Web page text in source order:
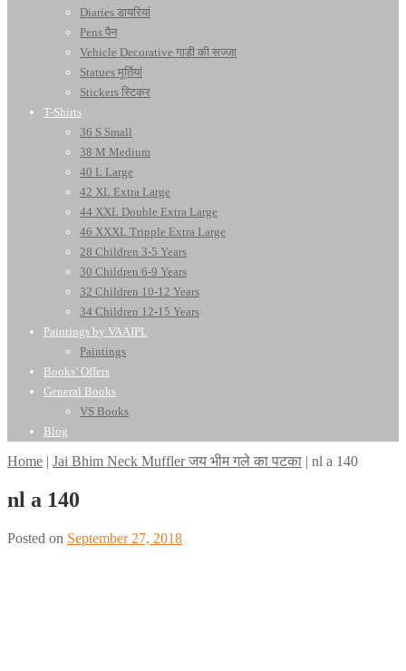
Diaries डायरियां
Pens पैन
Vehicle Decorative गाडी की सज्जा
Statues मूर्तियां
Stickers स्टिकर
T-Shirts
36 S Small
38 M Medium
40 L Large
42 XL Extra Large
44 XXL Double Extra Large
46 XXXL Tripple Extra Large
28 Children 3-5 Years
30 Children 6-9 Years
32 Children 10-12 Years
34 Children 12-15 Years
Paintings by VAAIPL
Paintings
Books’ Offers
General Books
VS Books
Blog
Home | Jai Bhim Neck Muffler जय भीम गले का पटका | nl a 140
nl a 140
Posted on September 27, 2018